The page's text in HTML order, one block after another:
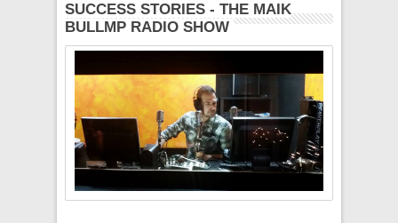
SUCCESS STORIES - THE MAIK
BULLMP RADIO SHOW